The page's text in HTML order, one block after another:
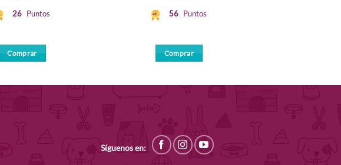
26 Puntos
Comprar
56 Puntos
Comprar
Síguenos en: